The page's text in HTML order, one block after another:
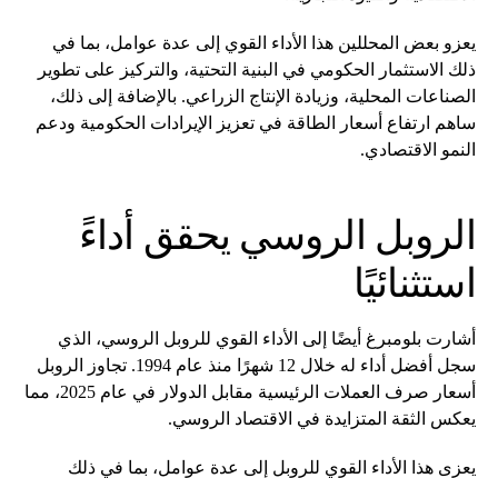
يعزو بعض المحللين هذا الأداء القوي إلى عدة عوامل، بما في
ذلك الاستثمار الحكومي في البنية التحتية، والتركيز على تطوير
الصناعات المحلية، وزيادة الإنتاج الزراعي. بالإضافة إلى ذلك،
ساهم ارتفاع أسعار الطاقة في تعزيز الإيرادات الحكومية ودعم
النمو الاقتصادي.
الروبل الروسي يحقق أداءً
استثنائيًا
أشارت بلومبرغ أيضًا إلى الأداء القوي للروبل الروسي، الذي
سجل أفضل أداء له خلال 12 شهرًا منذ عام 1994. تجاوز الروبل
أسعار صرف العملات الرئيسية مقابل الدولار في عام 2025، مما
يعكس الثقة المتزايدة في الاقتصاد الروسي.
يعزى هذا الأداء القوي للروبل إلى عدة عوامل، بما في ذلك